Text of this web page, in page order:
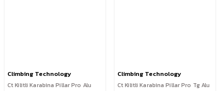
Climbing Technology
Ct Kilitli Karabina Pillar Pro Alu
Climbing Technology
Ct Kilitli Karabina Pillar Pro Tg Alu